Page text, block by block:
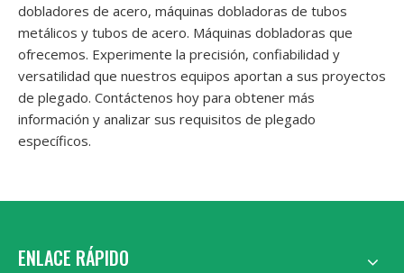
dobladores de acero, máquinas dobladoras de tubos
metálicos y tubos de acero. Máquinas dobladoras que
ofrecemos. Experimente la precisión, confiabilidad y
versatilidad que nuestros equipos aportan a sus proyectos
de plegado. Contáctenos hoy para obtener más
información y analizar sus requisitos de plegado
específicos.
ENLACE RÁPIDO